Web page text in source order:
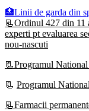
🏥Linii de garda din
📃Ordinul 427 din 11
experti pt evaluarea
nou-nascuti
📃Programul
📃 Programul
📃Farmacii